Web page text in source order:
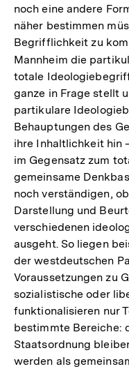
noch eine andere
näher bestimmen
Begrifflichkeit zu
Mannheim die
totale
ganze in Frage stellt
partikulare
Behauptungen des
ihre Inhaltlichkeit hin
im Gegensatz zum
gemeinsame
noch verständigen,
Darstellung und
verschiedenen
ausgeht. So liegen
der westdeutschen
Voraussetzungen zu
sozialistische oder
funktionalisieren nur
bestimmte Bereiche:
Staatsordnung
werden als